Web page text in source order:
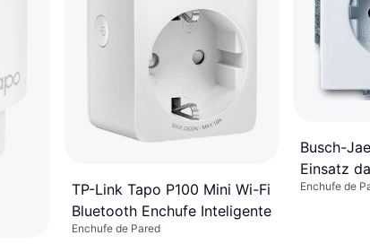
TP-Link Tapo P100 Mini Wi-Fi
Bluetooth Enchufe Inteligente
Enchufe de Pared
Busch-
Einsatz
Enchufe de